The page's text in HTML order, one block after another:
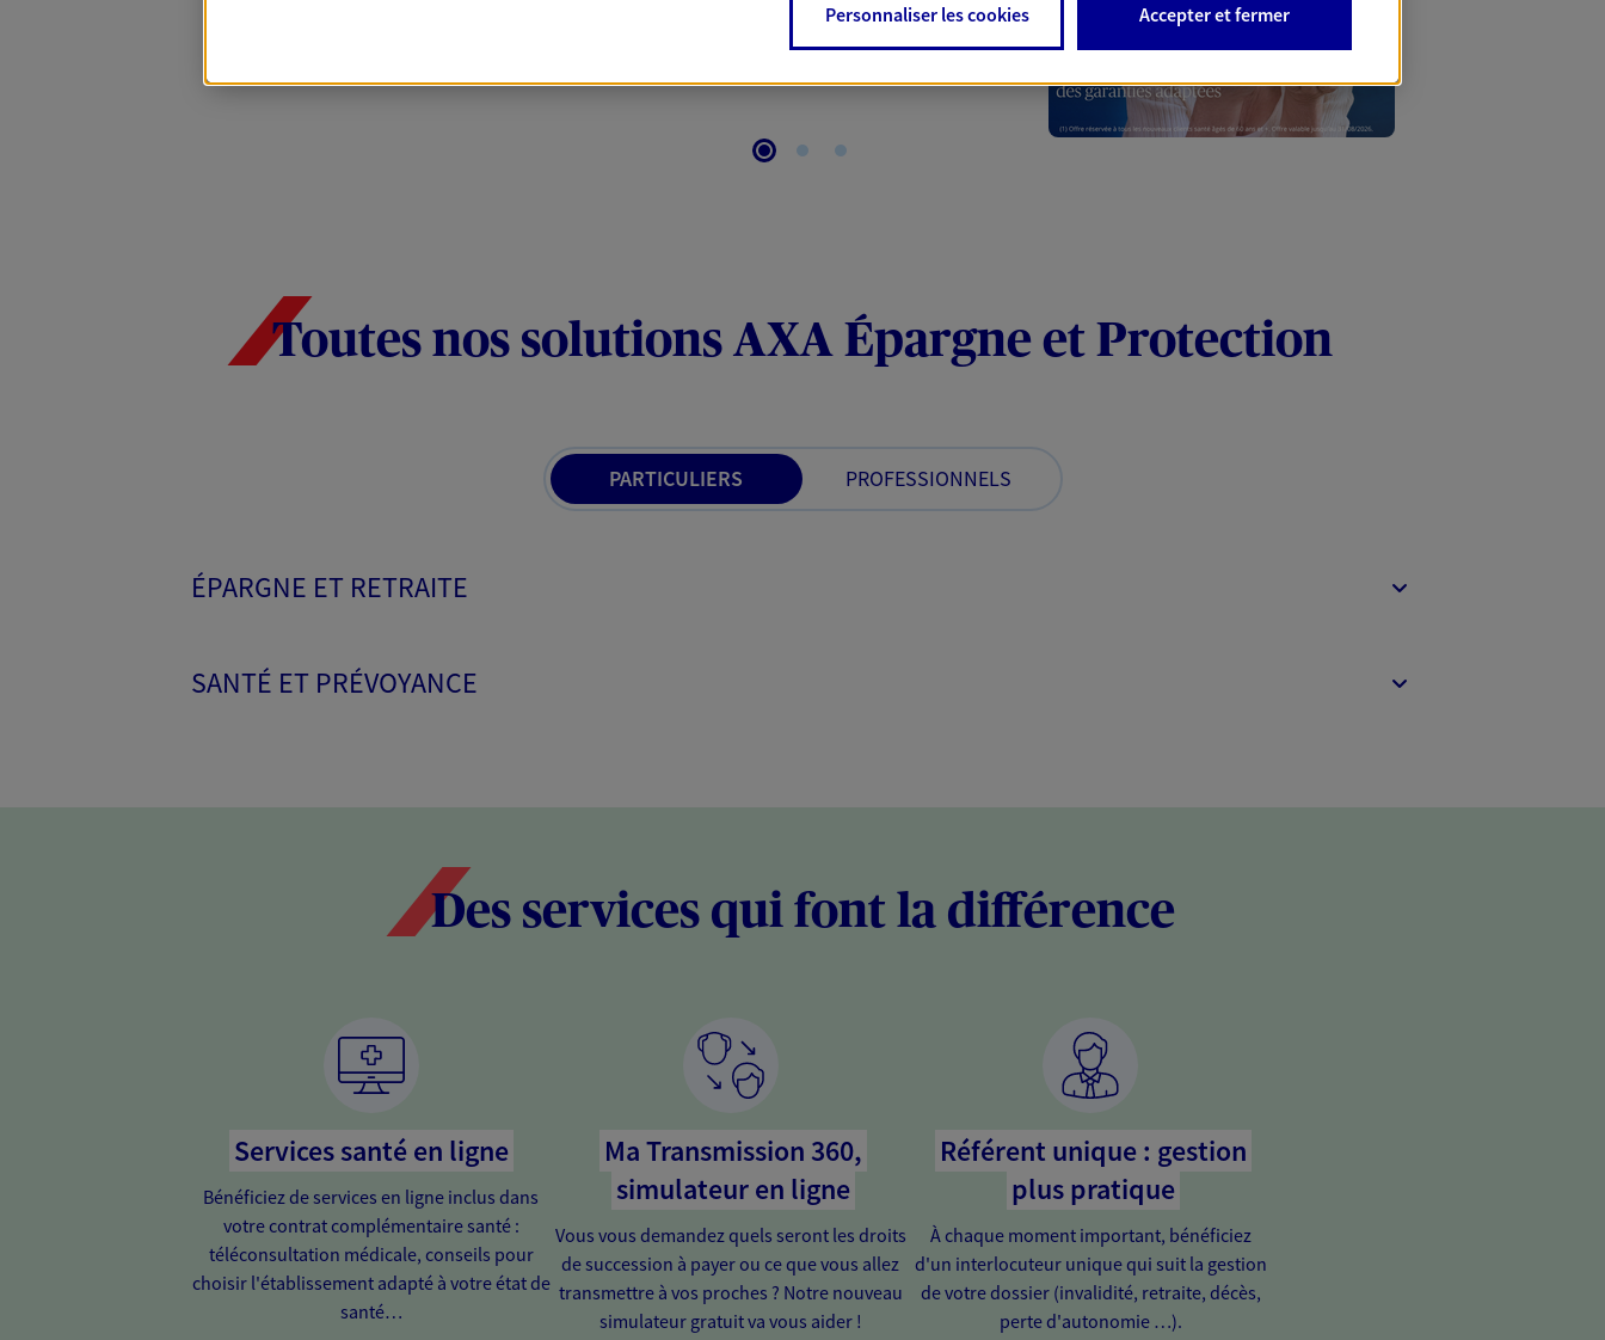
Toutes nos solutions AXA Épargne et Protection
PARTICULIERS PROFESSIONNELS
ÉPARGNE ET RETRAITE
SANTÉ ET PRÉVOYANCE
Des services qui font la différence
Services santé en ligne
Bénéficiez de services en ligne inclus dans
votre contrat complémentaire santé :
téléconsultation médicale, conseils pour
choisir l'établissement adapté à votre état de
santé…
Ma Transmission 360,
simulateur en ligne
Vous vous demandez quels seront les droits
de succession à payer ou ce que vous allez
transmettre à vos proches ? Notre nouveau
simulateur gratuit va vous aider !
Référent unique : gestion
plus pratique
À chaque moment important, bénéficiez
d'un interlocuteur unique qui suit la gestion
de votre dossier (invalidité, retraite, décès,
perte d'autonomie …).
Personnaliser les cookies Accepter et fermer